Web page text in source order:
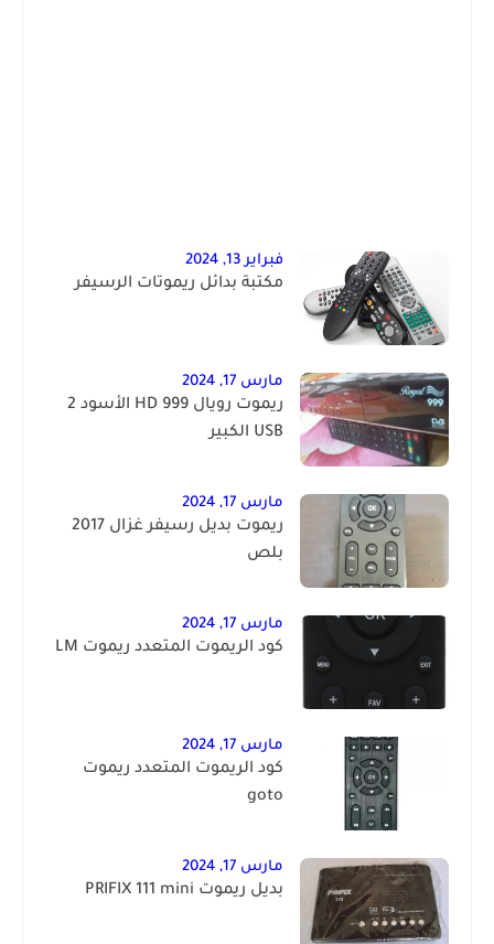
فبراير 13, 2024
مكتبة بدائل ريموتات الرسيفر
مارس 17, 2024
ريموت رويال 999 HD الأسود 2
USB الكبير
مارس 17, 2024
ريموت بديل رسيفر غزال 2017
بلص
مارس 17, 2024
كود الريموت المتعدد ريموت LM
مارس 17, 2024
كود الريموت المتعدد ريموت
goto
مارس 17, 2024
بديل ريموت PRIFIX 111 mini